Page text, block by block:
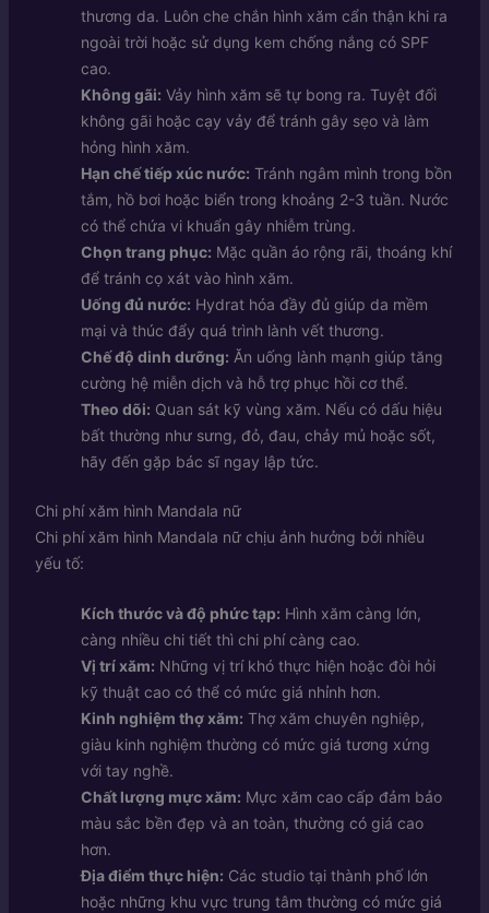
thương da. Luôn che chắn hình xăm cẩn thận khi ra
ngoài trời hoặc sử dụng kem chống nắng có SPF
cao.
Không gãi: Vảy hình xăm sẽ tự bong ra. Tuyệt đối
không gãi hoặc cạy vảy để tránh gây sẹo và làm
hỏng hình xăm.
Hạn chế tiếp xúc nước: Tránh ngâm mình trong bồn
tắm, hồ bơi hoặc biển trong khoảng 2-3 tuần. Nước
có thể chứa vi khuẩn gây nhiễm trùng.
Chọn trang phục: Mặc quần áo rộng rãi, thoáng khí
để tránh cọ xát vào hình xăm.
Uống đủ nước: Hydrat hóa đầy đủ giúp da mềm
mại và thúc đẩy quá trình lành vết thương.
Chế độ dinh dưỡng: Ăn uống lành mạnh giúp tăng
cường hệ miễn dịch và hỗ trợ phục hồi cơ thể.
Theo dõi: Quan sát kỹ vùng xăm. Nếu có dấu hiệu
bất thường như sưng, đỏ, đau, chảy mủ hoặc sốt,
hãy đến gặp bác sĩ ngay lập tức.
Chi phí xăm hình Mandala nữ
Chi phí xăm hình Mandala nữ chịu ảnh hưởng bởi nhiều
yếu tố:
Kích thước và độ phức tạp: Hình xăm càng lớn,
càng nhiều chi tiết thì chi phí càng cao.
Vị trí xăm: Những vị trí khó thực hiện hoặc đòi hỏi
kỹ thuật cao có thể có mức giá nhỉnh hơn.
Kinh nghiệm thợ xăm: Thợ xăm chuyên nghiệp,
giàu kinh nghiệm thường có mức giá tương xứng
với tay nghề.
Chất lượng mực xăm: Mực xăm cao cấp đảm bảo
màu sắc bền đẹp và an toàn, thường có giá cao
hơn.
Địa điểm thực hiện: Các studio tại thành phố lớn
hoặc những khu vực trung tâm thường có mức giá